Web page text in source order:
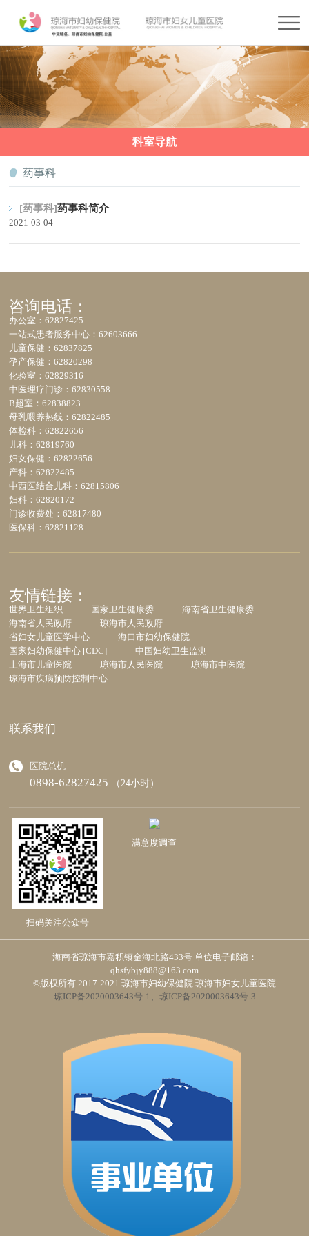
科室导航
药事科
[药事科]药事科简介
2021-03-04
咨询电话：
办公室：62827425
一站式患者服务中心：62603666
儿童保健：62837825
孕产保健：62820298
化验室：62829316
中医理疗门诊：62830558
B超室：62838823
母乳喂养热线：62822485
体检科：62822656
儿科：62819760
妇女保健：62822656
产科：62822485
中西医结合儿科：62815806
妇科：62820172
门诊收费处：62817480
医保科：62821128
友情链接：
世界卫生组织 国家卫生健康委
海南省卫生健康委
海南省人民政府
琼海市人民政府
省妇女儿童医学中心
海口市妇幼保健院
国家妇幼保健中心 [CDC]
中国妇幼卫生监测
上海市儿童医院
琼海市人民医院
琼海市中医院
琼海市疾病预防控制中心
联系我们
医院总机
0898-62827425 （24小时）
扫码关注公众号
满意度调查
海南省琼海市嘉积镇金海北路433号 单位电子邮箱：
qhsfybjy888@163.com
©版权所有 2017-2021 琼海市妇幼保健院 琼海市妇女儿童医院
琼ICP备2020003643号-1、琼ICP备2020003643号-3